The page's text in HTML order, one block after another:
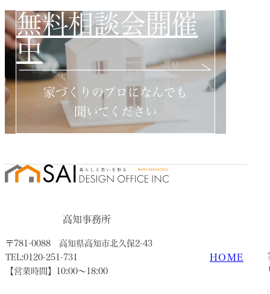
無料相談会開催
中
家づくりのプロになんでも
聞いてください
高知事務所
〒781-0088 高知県高知市北久保2-43
TEL:0120-251-731
【営業時間】10:00〜18:00
HOME